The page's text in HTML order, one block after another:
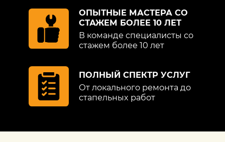
ОПЫТНЫЕ МАСТЕРА СО
СТАЖЕМ БОЛЕЕ 10 ЛЕТ
В команде специалисты со
стажем более 10 лет
ПОЛНЫЙ СПЕКТР УСЛУГ
От локального ремонта до
стапельных работ